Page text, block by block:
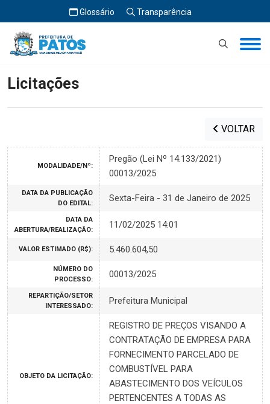
Glossário Transparência
Início Licitações
Licitações
VOLTAR
MODALIDADE/Nº:
Pregão (Lei Nº 14.133/2021)
00013/2025
DATA DA PUBLICAÇÃO
DO EDITAL:
Sexta-Feira - 31 de Janeiro de 2025
DATA DA
ABERTURA/REALIZAÇÃO:
11/02/2025 14:01
VALOR ESTIMADO (R$): 5.460.604,50
NÚMERO DO
PROCESSO:
00013/2025
REPARTIÇÃO/SETOR
INTERESSADO:
Prefeitura Municipal
OBJETO DA LICITAÇÃO:
REGISTRO DE PREÇOS VISANDO A
CONTRATAÇÃO DE EMPRESA PARA
FORNECIMENTO PARCELADO DE
COMBUSTÍVEL PARA
ABASTECIMENTO DOS VEÍCULOS
PERTENCENTES A TODAS AS